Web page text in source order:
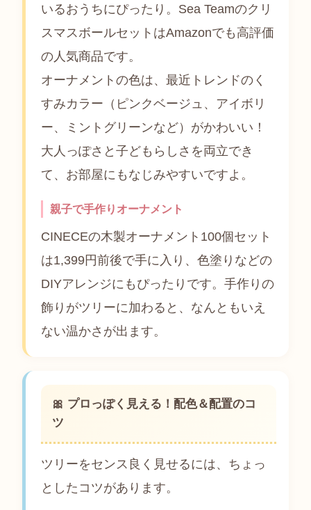
いるおうちにぴったり。Sea Teamのクリ
スマスボールセットはAmazonでも高評価
の人気商品です。
オーナメントの色は、最近トレンドのく
すみカラー（ピンクベージュ、アイボリ
ー、ミントグリーンなど）がかわいい！
大人っぽさと子どもらしさを両立でき
て、お部屋にもなじみやすいですよ。
親子で手作りオーナメント
CINECEの木製オーナメント100個セット
は1,399円前後で手に入り、色塗りなどの
DIYアレンジにもぴったりです。手作りの
飾りがツリーに加わると、なんともいえ
ない温かさが出ます。
🎀 プロっぽく見える！配色＆配置のコ
ツ
ツリーをセンス良く見せるには、ちょっ
としたコツがあります。